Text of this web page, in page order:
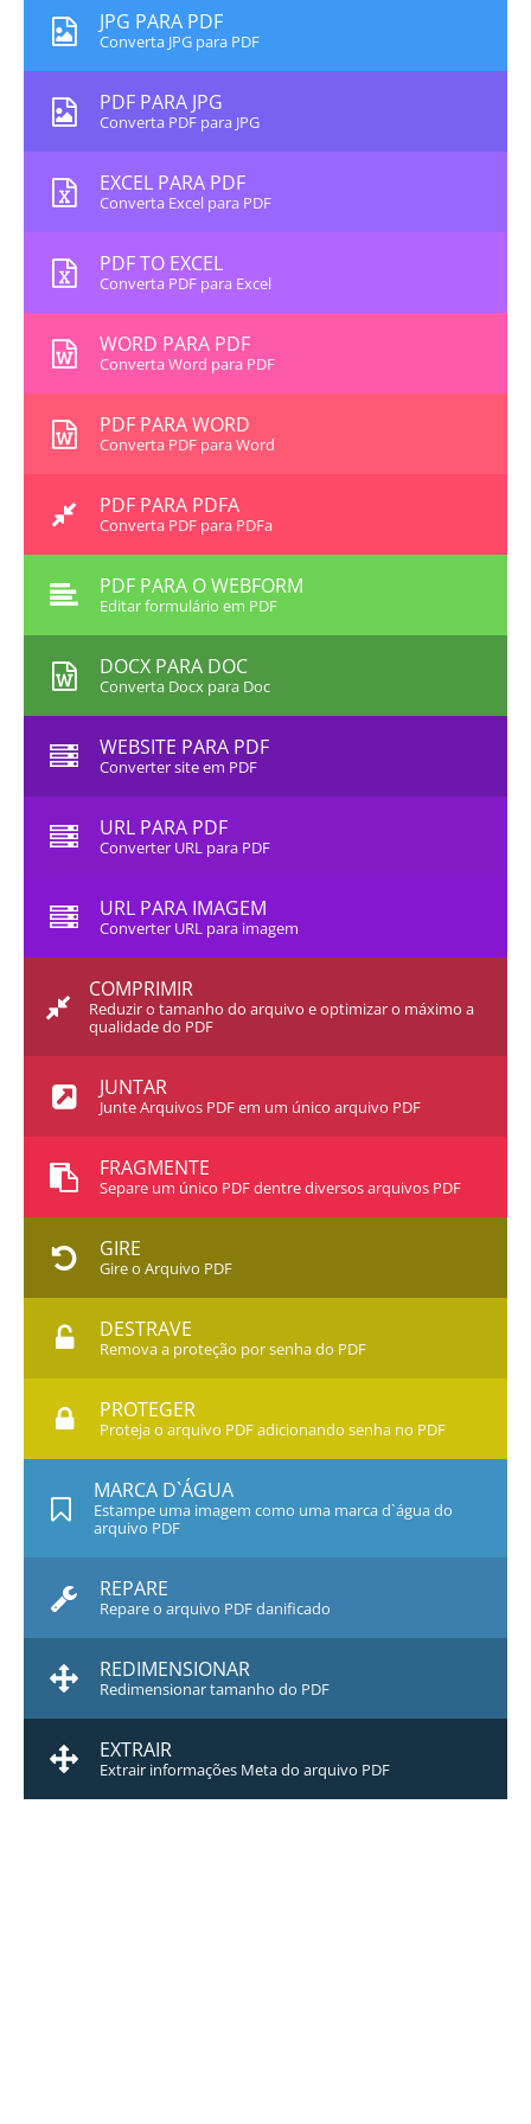
JPG PARA PDF
Converta JPG para PDF
PDF PARA JPG
Converta PDF para JPG
EXCEL PARA PDF
Converta Excel para PDF
PDF TO EXCEL
Converta PDF para Excel
WORD PARA PDF
Converta Word para PDF
PDF PARA WORD
Converta PDF para Word
PDF PARA PDFA
Converta PDF para PDFa
PDF PARA O WEBFORM
Editar formulário em PDF
DOCX PARA DOC
Converta Docx para Doc
WEBSITE PARA PDF
Converter site em PDF
URL PARA PDF
Converter URL para PDF
URL PARA IMAGEM
Converter URL para imagem
COMPRIMIR
Reduzir o tamanho do arquivo e optimizar o máximo a
qualidade do PDF
JUNTAR
Junte Arquivos PDF em um único arquivo PDF
FRAGMENTE
Separe um único PDF dentre diversos arquivos PDF
GIRE
Gire o Arquivo PDF
DESTRAVE
Remova a proteção por senha do PDF
PROTEGER
Proteja o arquivo PDF adicionando senha no PDF
MARCA D`ÁGUA
Estampe uma imagem como uma marca d`água do
arquivo PDF
REPARE
Repare o arquivo PDF danificado
REDIMENSIONAR
Redimensionar tamanho do PDF
EXTRAIR
Extrair informações Meta do arquivo PDF